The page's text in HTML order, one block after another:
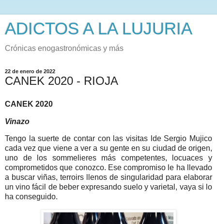
ADICTOS A LA LUJURIA
Crónicas enogastronómicas y más
22 de enero de 2022
CANEK 2020 - RIOJA
CANEK 2020
Vinazo
Tengo la suerte de contar con las visitas lde Sergio Mujico
cada vez que viene a ver a su gente en su ciudad de origen,
uno de los sommelieres más competentes, locuaces y
comprometidos que conozco. Ese compromiso le ha llevado
a buscar viñas, terroirs llenos de singularidad para elaborar
un vino fácil de beber expresando suelo y varietal, vaya si lo
ha conseguido.